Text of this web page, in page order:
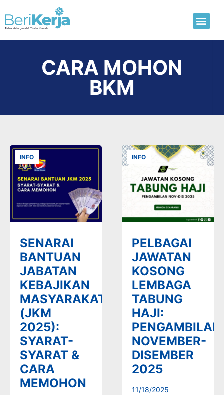
CARA MOHON
BKM
INFO
SENARAI
BANTUAN
JABATAN
KEBAJIKAN
MASYARAKAT
(JKM
2025):
SYARAT-
SYARAT &
CARA
MEMOHON
INFO
PELBAGAI
JAWATAN
KOSONG
LEMBAGA
TABUNG
HAJI:
PENGAMBILAN
NOVEMBER-
DISEMBER
2025
11/18/2025